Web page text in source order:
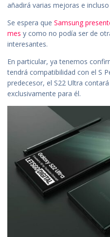
añadirá varias mejoras e
Se espera que Samsung
mes y como no podía ser de
interesantes.
En particular, ya tenemos
tendrá compatibilidad con el S
predecesor, el S22 Ultra
exclusivamente para él.